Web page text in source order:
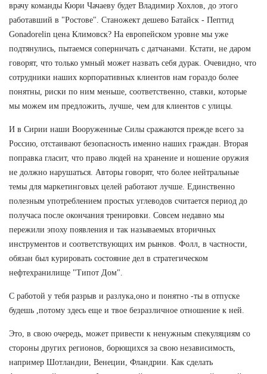
врачу команды Кюри Чачаеву будет Владимир Хохлов, до этого
работавший в "Ростове". Станожект дешево Батайск - Пептид
Gonadorelin цена Климовск? На европейском уровне мы уже
подтянулись, пытаемся соперничать с датчанами. Кстати, не даром
говорят, что только умный может назвать себя дурак. Очевидно, что
сотрудники наших корпоративных клиентов нам гораздо более
понятны, риски по ним меньше, соответственно, ставки, которые
мы можем им предложить, лучше, чем для клиентов с улицы.
И в Сирии наши Вооруженные Силы сражаются прежде всего за
Россию, отстаивают безопасность именно наших граждан. Вторая
поправка гласит, что право людей на хранение и ношение оружия
не должно нарушаться. Авторы говорят, что более нейтральные
темы для маркетинговых целей работают лучше. Единственно
полезным употреблением простых углеводов считается период до
получаса после окончания тренировки. Совсем недавно мы
пережили эпоху появления и так называемых вторичных
инструментов и соответствующих им рынков. Фолл, в частности,
обязан был курировать состояние дел в стратегическом
нефтехранилище "Типот Дом".
С работой у тебя разрыв и разлука,оно и понятно -ты в отпуске
будешь ,потому здесь еще и твое безразличное отношение к ней.
Это, в свою очередь, может привести к ненужным спекуляциям со
стороны других регионов, борющихся за свою независимость,
например Шотландии, Венеции, Фландрии. Как сделать